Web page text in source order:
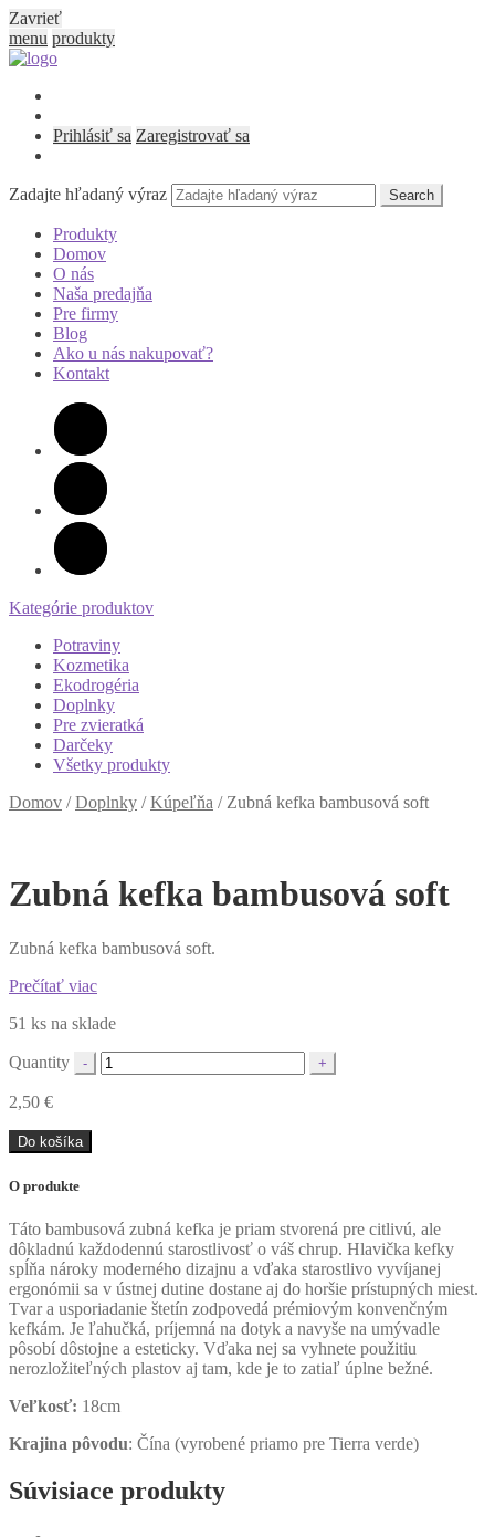
Zavrieť
menu produkty
Prihlásiť sa Zaregistrovať sa
Zadajte hľadaný výraz Search
Produkty
Domov
O nás
Naša predajňa
Pre firmy
Blog
Ako u nás nakupovať?
Kontakt
Kategórie produktov
Potraviny
Kozmetika
Ekodrogéria
Doplnky
Pre zvieratká
Darčeky
Všetky produkty
Domov /Doplnky /Kúpeľňa / Zubná kefka bambusová soft
Zubná kefka bambusová soft
Zubná kefka bambusová soft.
Prečítať viac
51 ks na sklade
Quantity
2,50 €
Do košíka
O produkte
Táto bambusová zubná kefka je priam stvorená pre citlivú, ale
dôkladnú každodennú starostlivosť o váš chrup. Hlavička kefky
spĺňa nároky moderného dizajnu a vďaka starostlivo vyvíjanej
ergonómii sa v ústnej dutine dostane aj do horšie prístupných miest.
Tvar a usporiadanie štetín zodpovedá prémiovým konvenčným
kefkám. Je ľahučká, príjemná na dotyk a navyše na umývadle
pôsobí dôstojne a esteticky. Vďaka nej sa vyhnete použitiu
nerozložiteľných plastov aj tam, kde je to zatiaľ úplne bežné.
Veľkosť: 18cm
Krajina pôvodu: Čína (vyrobené priamo pre Tierra verde)
Súvisiace produkty